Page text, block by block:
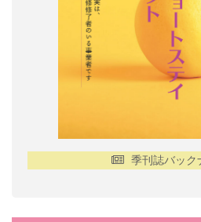
季刊誌バック